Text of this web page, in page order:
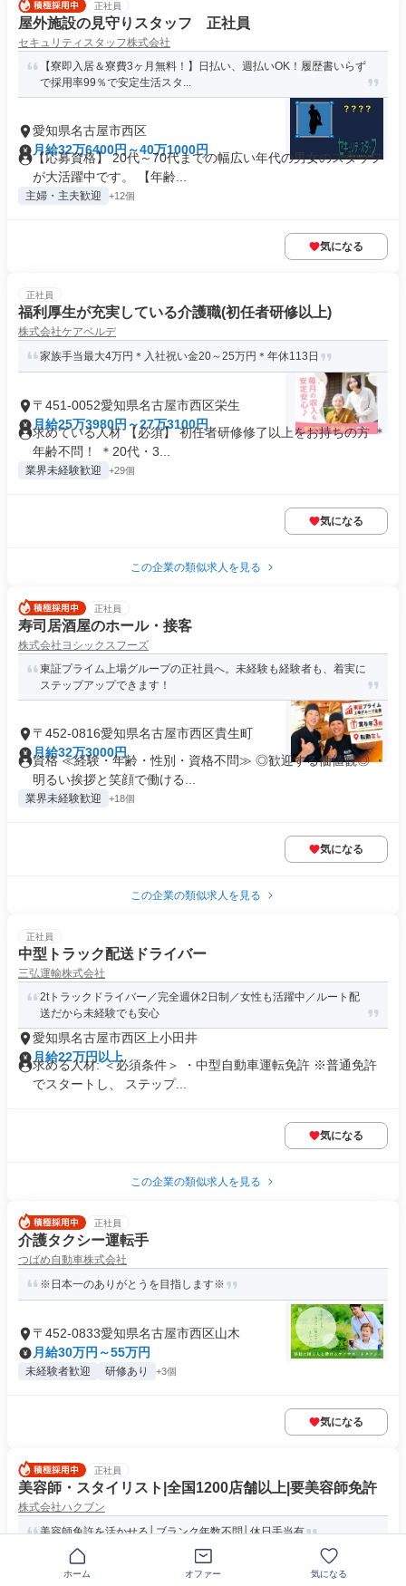
正社員
屋外施設の見守りスタッフ 正社員
セキュリティスタッフ株式会社
【寮即入居＆寮費3ヶ月無料！】日払い、週払いOK！履歴書いらず
で採用率99％で安定生活スタ...
愛知県名古屋市西区
月給32万6400円～40万1000円
【応募資格】 20代～70代までの幅広い年代の男女のスタッフ
が大活躍中です。 【年齢...
主婦・主夫歓迎 +12個
気になる
正社員
福利厚生が充実している介護職(初任者研修以上)
株式会社ケアベルデ
家族手当最大4万円＊入社祝い金20～25万円＊年休113日
〒451-0052愛知県名古屋市西区栄生
月給25万3980円～27万3100円
求めている人材 【必須】 初任者研修修了以上をお持ちの方 ＊
年齢不問！ ＊20代・3...
業界未経験歓迎 +29個
気になる
この企業の類似求人を見る
正社員
寿司居酒屋のホール・接客
株式会社ヨシックスフーズ
東証プライム上場グループの正社員へ。未経験も経験者も、着実に
ステップアップできます！
〒452-0816愛知県名古屋市西区貴生町
月給32万3000円
資格 ≪経験・年齢・性別・資格不問≫ ◎歓迎する価値観◎ ・
明るい挨拶と笑顔で働ける...
業界未経験歓迎 +18個
気になる
この企業の類似求人を見る
正社員
中型トラック配送ドライバー
三弘運輸株式会社
2tトラックドライバー／完全週休2日制／女性も活躍中／ルート配
送だから未経験でも安心
愛知県名古屋市西区上小田井
月給22万円以上
求める人材: ＜必須条件＞ ・中型自動車運転免許 ※普通免許
でスタートし、 ステップ...
気になる
この企業の類似求人を見る
正社員
介護タクシー運転手
つばめ自動車株式会社
※日本一のありがとうを目指します※
〒452-0833愛知県名古屋市西区山木
月給30万円～55万円
未経験者歓迎 研修あり +3個
気になる
正社員
美容師・スタイリスト|全国1200店舗以上|要美容師免許
株式会社ハクブン
美容師免許を活かせる│ブランク年数不問│休日手当有
〒452-0841愛知県名古屋市西区城西町
ホーム オファー 気になる